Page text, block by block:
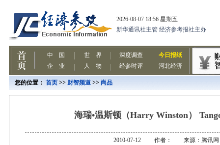
您的位置： 首页 >> 财智频道 >> 尚品
海瑞•温斯顿（Harry Winston）
2010-07-12 作者： 来源：腾讯网